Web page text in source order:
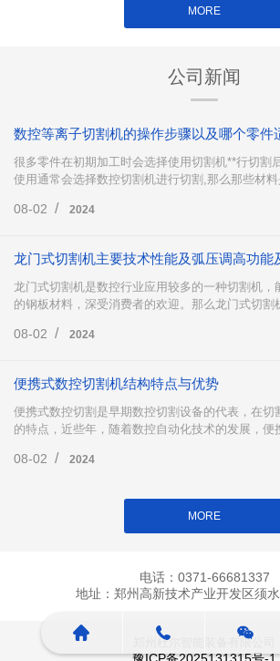
MORE
公司新闻
数控等离子切割机的操作步骤以及哪个零件
很多零件在初期加工时会选择使用切割机**行切割
使用通常会选择数控切割机进行切割,那么那些材
单地介绍一下。
08-02 / 2024
龙门式切割机主要技术性能及弧压调高功能
龙门式切割机是数控行业应用较多的一种切割机，
的钢板材料，深受消费者的欢迎。那么龙门式切割
了解一下吧。
08-02 / 2024
便携式数控切割机结构特点与优势
便携式数控切割是早期数控切割设备的代表，在切
的特点，近些年，随着数控自动化技术的发展，便
位，下面小编为大家详细介绍便携式数控切割。
08-02 / 2024
MORE
电话：0371-66681337
地址：郑州高新技术产业开发区须
郑州杜尔智能装备有限公司